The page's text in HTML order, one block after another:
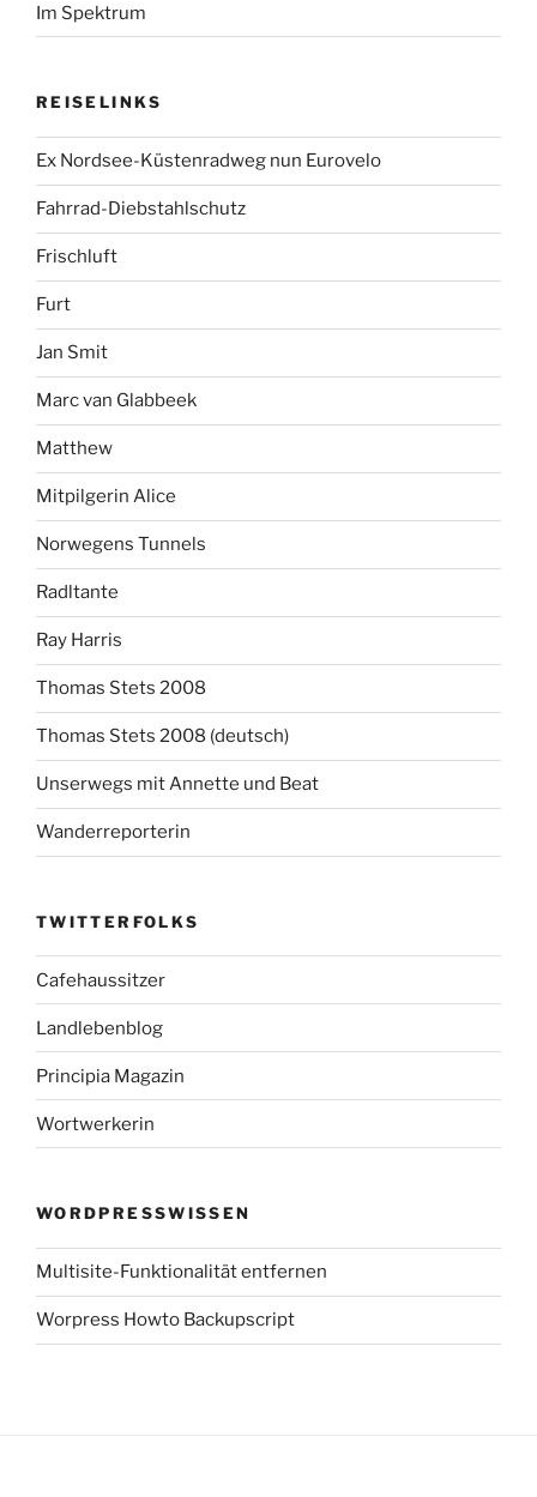
Im Spektrum
REISELINKS
Ex Nordsee-Küstenradweg nun Eurovelo
Fahrrad-Diebstahlschutz
Frischluft
Furt
Jan Smit
Marc van Glabbeek
Matthew
Mitpilgerin Alice
Norwegens Tunnels
Radltante
Ray Harris
Thomas Stets 2008
Thomas Stets 2008 (deutsch)
Unserwegs mit Annette und Beat
Wanderreporterin
TWITTERFOLKS
Cafehaussitzer
Landlebenblog
Principia Magazin
Wortwerkerin
WORDPRESSWISSEN
Multisite-Funktionalität entfernen
Worpress Howto Backupscript